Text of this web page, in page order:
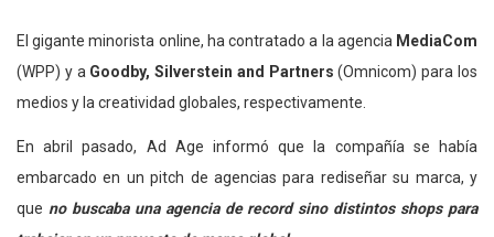
El gigante minorista online, ha contratado a la agencia MediaCom
(WPP) y a Goodby, Silverstein and Partners (Omnicom) para los
medios y la creatividad globales, respectivamente.
En abril pasado, Ad Age informó que la compañía se había
embarcado en un pitch de agencias para rediseñar su marca, y
que no buscaba una agencia de record sino distintos shops para